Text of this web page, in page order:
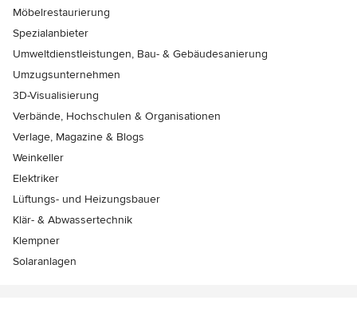
Möbelrestaurierung
Spezialanbieter
Umweltdienstleistungen, Bau- & Gebäudesanierung
Umzugsunternehmen
3D-Visualisierung
Verbände, Hochschulen & Organisationen
Verlage, Magazine & Blogs
Weinkeller
Elektriker
Lüftungs- und Heizungsbauer
Klär- & Abwassertechnik
Klempner
Solaranlagen